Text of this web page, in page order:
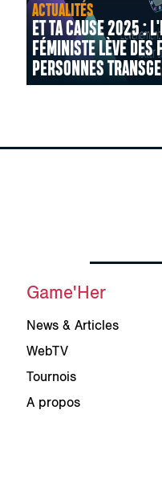
ACTUALITÉS
ET TA CAUSE 2025 :
FÉMINISTE LÈVE DES
PERSONNES
Game'Her
News & Articles
WebTV
Tournois
A propos